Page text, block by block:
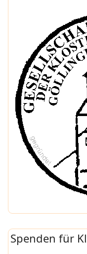
Spenden für